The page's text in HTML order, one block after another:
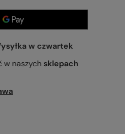
w czwartek
w naszych sklepach